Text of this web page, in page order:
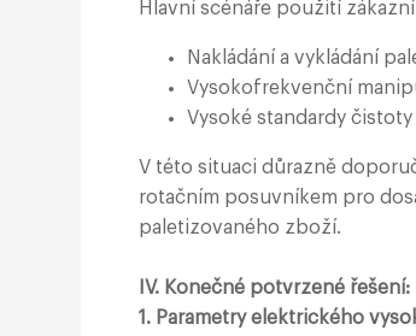
Hlavní scénáře použití
Nakládání a vykládání
Vysokofrekvenční
Vysoké standardy
V této situaci důrazně
rotačním posuvníkem pro
paletizovaného zboží.
IV. Konečné potvrzené
1. Parametry elektrického